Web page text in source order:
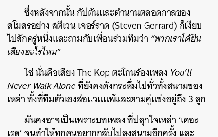
ซึ่งหลังจากนั้น กัปตันและตำนานตลอดกาลของ
สโมสรอย่าง สตีเวน เจอร์ราด (Steven Gerrard) ก็เงียบ
ไปสักครู่หนึ่งและถามกับเพื่อนร่วมทีมว่า “พวกเราได้ยิน
เสียงอะไรไหม”
ใช่ นั่นคือเสียง The Kop ตะโกนร้องเพลง You’ll
Never Walk Aloneที่ยังคงดังกระหึ่มไปทั่วทั้งสนามของ
เหล่า ทั้งที่ทีมตัวเองส่อแวแแพ้และตามคู่แข่งอยู่ถึง 3 ลูก
มันคงอาจเป็นเพราะบทเพลง ที่ปลุกใจเหล่า ‘เดอะ
เรด’ จนทำให้ทุกคนอยากกลับไปลงสนามอีกครั้ง และ